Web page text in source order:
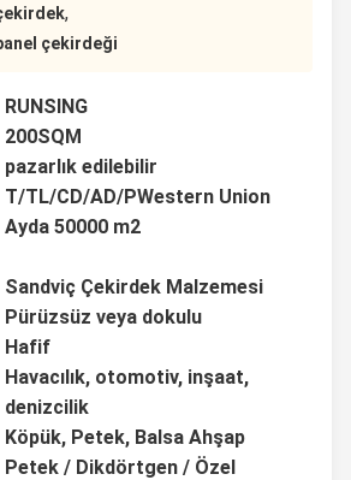
,
çekirdeği
RUNSING
200SQM
pazarlık edilebilir
T/TL/CD/AD/PWestern Union
Ayda 50000 m2
Sandviç Çekirdek Malzemesi
Pürüzsüz veya dokulu
Hafif
Havacılık, otomotiv, inşaat,
denizcilik
Köpük, Petek, Balsa Ahşap
Petek / Dikdörtgen / Özel